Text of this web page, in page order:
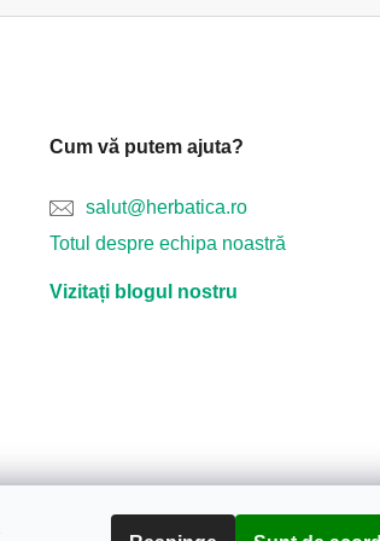
Cum vă putem ajuta?
salut@herbatica.ro
Totul despre echipa noastră
Vizitați blogul nostru